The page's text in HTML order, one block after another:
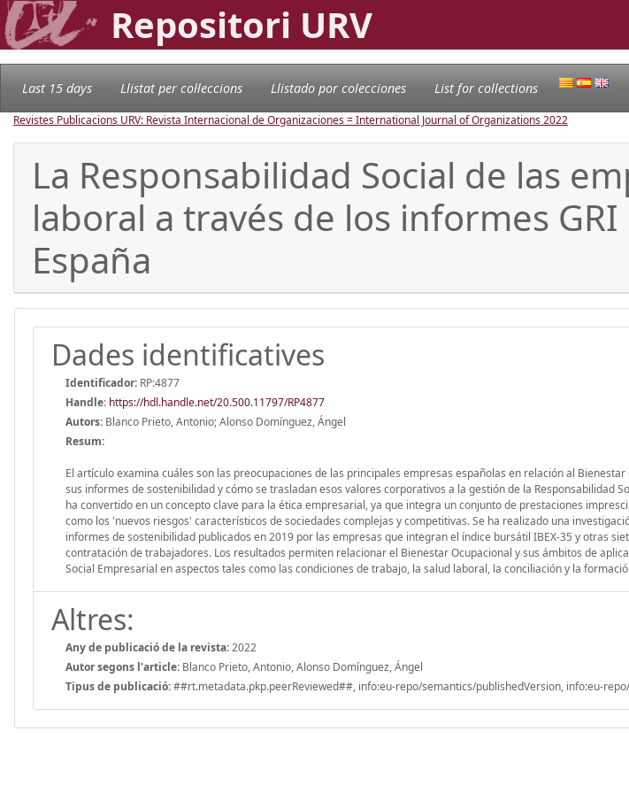
Repositori URV
Last 15 days Llistat per col·leccions Llistado por colecciones List for collections
Revistes Publicacions URV: Revista Internacional de Organizaciones = International Journal of Organizations2022
La Responsabilidad Social de las
laboral a través de los informes
España
Dades identificatives
Identificador: RP:4877
Handle: https://hdl.handle.net/20.500.11797/RP4877
Autors: Blanco Prieto, Antonio; Alonso Domínguez, Ángel
Resum:
El artículo examina cuáles son las preocupaciones de las principales empresas españolas en relación al
sus informes de sostenibilidad y cómo se trasladan esos valores corporativos a la gestión de la Responsabilidad
ha convertido en un concepto clave para la ética empresarial, ya que integra un conjunto de prestaciones
como los 'nuevos riesgos' característicos de sociedades complejas y competitivas. Se ha realizado una
informes de sostenibilidad publicados en 2019 por las empresas que integran el índice bursátil IBEX-35 y otras
contratación de trabajadores. Los resultados permiten relacionar el Bienestar Ocupacional y sus ámbitos de
Social Empresarial en aspectos tales como las condiciones de trabajo, la salud laboral, la conciliación y la
Altres:
Any de publicació de la revista:2022
Autor segons l'article: Blanco Prieto, Antonio, Alonso Domínguez, Ángel
Tipus de publicació:##rt.metadata.pkp.peerReviewed##, info:eu-repo/semantics/publishedVersion, info:eu-